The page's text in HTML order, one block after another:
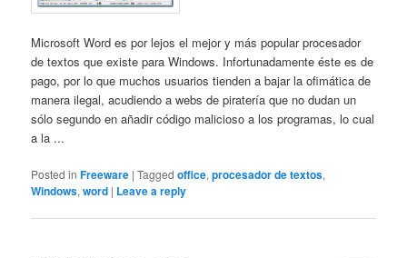
Microsoft Word es por lejos el mejor y más popular procesador
de textos que existe para Windows. Infortunadamente éste es de
pago, por lo que muchos usuarios tienden a bajar la ofimática de
manera ilegal, acudiendo a webs de piratería que no dudan un
sólo segundo en añadir código malicioso a los programas, lo cual
a la ...
Posted in Freeware |Tagged office,procesador de textos,
Windows,word | Leave a reply